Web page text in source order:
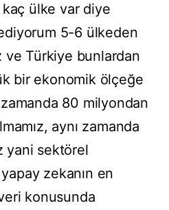
ülke var diye
5-6 ülkeden
ve Türkiye bunlardan
bir ekonomik ölçeğe
zamanda 80 milyondan
aynı zamanda
yani sektörel
zekanın en
konusunda